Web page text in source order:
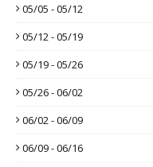
05/05 - 05/12
05/12 - 05/19
05/19 - 05/26
05/26 - 06/02
06/02 - 06/09
06/09 - 06/16